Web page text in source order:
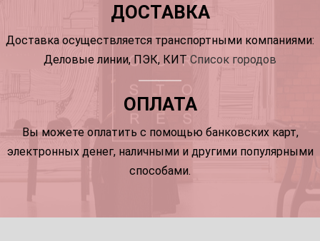
ДОСТАВКА
Доставка осуществляется транспортными компаниями:
Деловые линии, ПЭК, КИТ Список городов
ОПЛАТА
Вы можете оплатить с помощью банковских карт,
электронных денег, наличными и другими популярными
способами.